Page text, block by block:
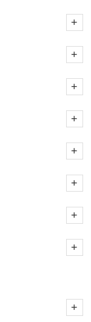
+
+
+
+
+
+
+
+
+